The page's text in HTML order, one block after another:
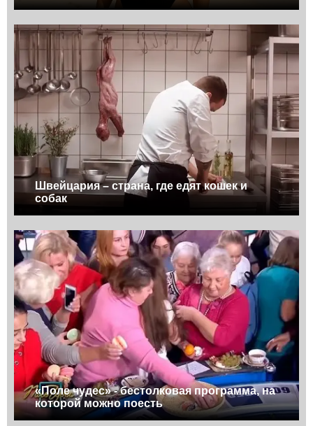
Швейцария – страна, где едят кошек и
собак
«Поле чудес» - бестолковая программа, на
которой можно поесть